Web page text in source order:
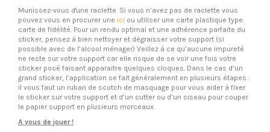
Munissez-vous d'une raclette. Si vous n’avez pas de raclette vous
pouvez vous en procurer une ici ou utiliser une carte plastique type
carte de fidélité. Pour un rendu optimal et une adhérence parfaite du
sticker, pensez à bien nettoyer et dégraisser votre support (si
possible avec de l’alcool ménager) Veillez à ce qu’aucune impureté
ne reste sur votre support car elle risque de se voir une fois votre
sticker posé faisant apparaitre quelques cloques. Dans le cas d’un
grand sticker, l’application se fait généralement en plusieurs étapes :
il vous faut un ruban de scotch de masquage pour vous aider à fixer
le sticker sur votre support et d’un cutter ou d’un ciseau pour couper
le papier support en plusieurs morceaux.
A vous de jouer !